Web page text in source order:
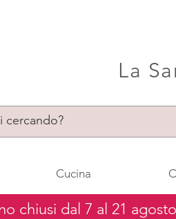
La
Cucina
chiusi dal 7 al 21